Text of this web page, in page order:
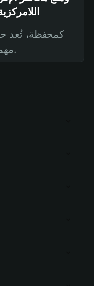
كمحفظة، تُعد
مهمتنا الأساسية.